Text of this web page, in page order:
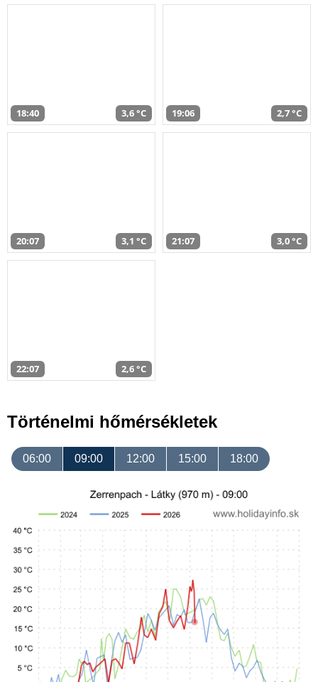
18:40 3,6 °C 19:06 2,7 °C
20:07 3,1 °C 21:07 3,0 °C
22:07 2,6 °C
Történelmi hőmérsékletek
06:00 09:00 12:00 15:00 18:00